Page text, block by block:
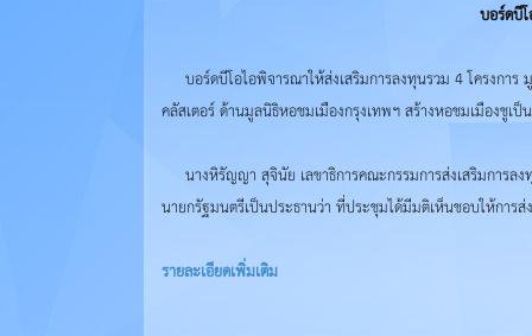
บอร์ดบี
บอร์ดบีโอไอพิจารณาให้ส่งเสริมการลงทุนรวม 4 โครงการ
คลัสเตอร์ ด้านมูลนิธิหอชมเมืองกรุงเทพฯ สร้างหอชมเมืองชู
นางหิรัญญา สุจินัย เลขาธิการคณะกรรมการส่งเสริมการลง
นายกรัฐมนตรีเป็นประธานว่า ที่ประชุมได้มีมติเห็นชอบให้การ
รายละเอียดเพิ่มเติม